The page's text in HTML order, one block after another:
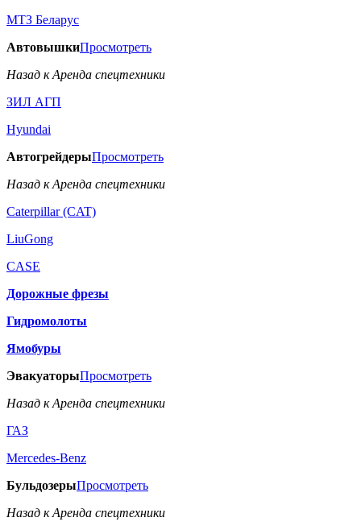
МТЗ Беларус
АвтовышкиПросмотреть
Назад к Аренда спецтехники
ЗИЛ АГП
Hyundai
АвтогрейдерыПросмотреть
Назад к Аренда спецтехники
Caterpillar (CAT)
LiuGong
CASE
Дорожные фрезы
Гидромолоты
Ямобуры
ЭвакуаторыПросмотреть
Назад к Аренда спецтехники
ГАЗ
Mercedes-Benz
БульдозерыПросмотреть
Назад к Аренда спецтехники